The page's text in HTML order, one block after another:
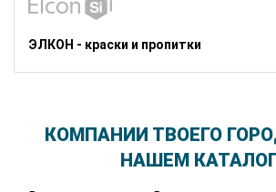
ЭЛКОН - краски и пропитки
КОМПАНИИ ТВОЕГО
НАШЕМ